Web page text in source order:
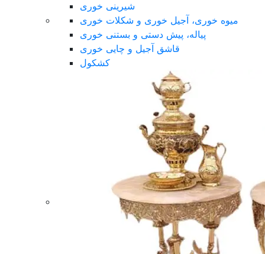
شیرینی خوری
میوه خوری، آجیل خوری و شکلات خوری
پیاله، پیش دستی و بستنی خوری
قاشق آجیل و چایی خوری
کشکول